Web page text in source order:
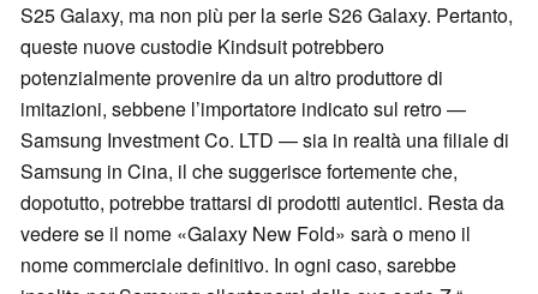
S25 Galaxy, ma non più per la serie S26 Galaxy. Pertanto,
queste nuove custodie Kindsuit potrebbero
potenzialmente provenire da un altro produttore di
imitazioni, sebbene l’importatore indicato sul retro —
Samsung Investment Co. LTD — sia in realtà una filiale di
Samsung in Cina, il che suggerisce fortemente che,
dopotutto, potrebbe trattarsi di prodotti autentici. Resta da
vedere se il nome «Galaxy New Fold» sarà o meno il
nome commerciale definitivo. In ogni caso, sarebbe